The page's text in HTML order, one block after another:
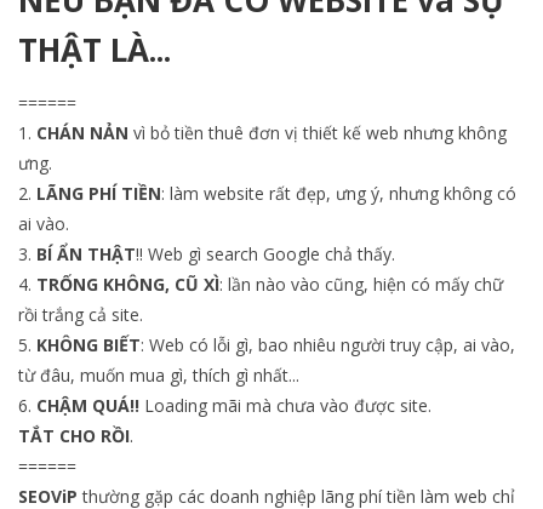
THẬT LÀ...
======
1. CHÁN NẢN vì bỏ tiền thuê đơn vị thiết kế web nhưng không
ưng.
2. LÃNG PHÍ TIỀN: làm website rất đẹp, ưng ý, nhưng không có
ai vào.
3. BÍ ẨN THẬT!! Web gì search Google chả thấy.
4. TRỐNG KHÔNG, CŨ XÌ: lần nào vào cũng, hiện có mấy chữ
rồi trắng cả site.
5. KHÔNG BIẾT: Web có lỗi gì, bao nhiêu người truy cập, ai vào,
từ đâu, muốn mua gì, thích gì nhất...
6. CHẬM QUÁ!! Loading mãi mà chưa vào được site.
TẮT CHO RỒI.
======
SEOViP thường gặp các doanh nghiệp lãng phí tiền làm web chỉ